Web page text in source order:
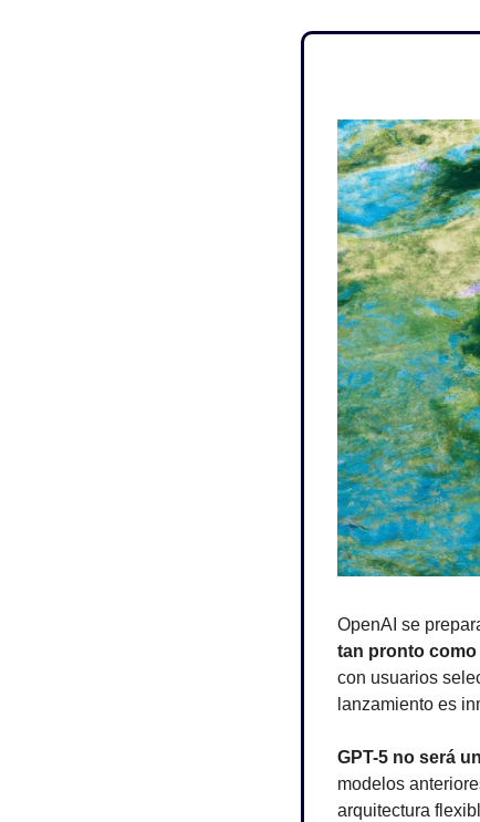
OpenAI se
tan pronto
con usuarios
lanzamiento es
GPT-5 no será
modelos
arquitectura